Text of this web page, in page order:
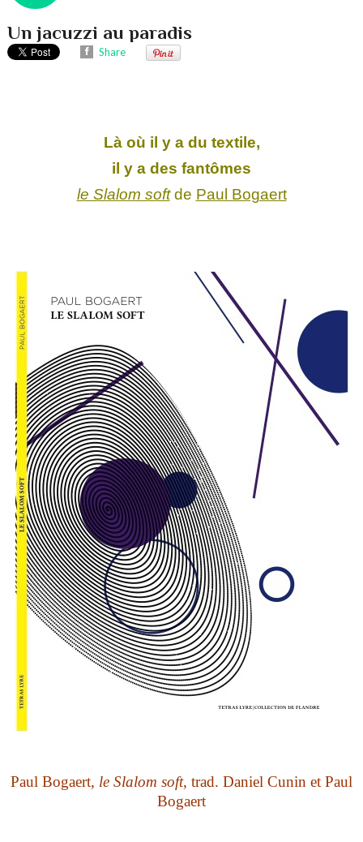
Un jacuzzi au paradis
Share
Là où il y a du textile,
il y a des fantômes
le Slalom softde Paul Bogaert
Paul Bogaert, le Slalom soft, trad. Daniel Cunin et Paul
Bogaert